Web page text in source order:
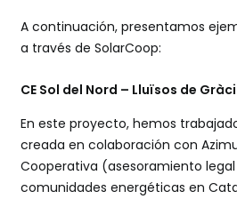
A continuación, presentamos
a través de SolarCoop:
CE Sol del Nord – Lluïsos de
En este proyecto, hemos
creada en colaboración con
Cooperativa (asesoramiento
comunidades energéticas en